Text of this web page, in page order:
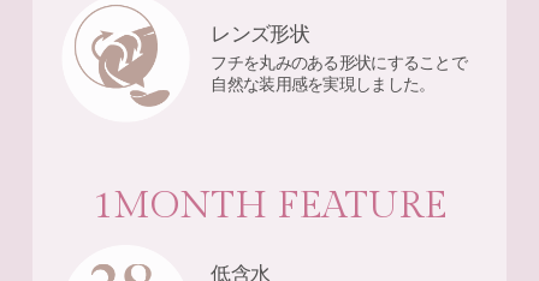
レンズ形状
フチを丸みのある形状にすることで
自然な装用感を実現しました。
1MONTH FEATURE
低含水